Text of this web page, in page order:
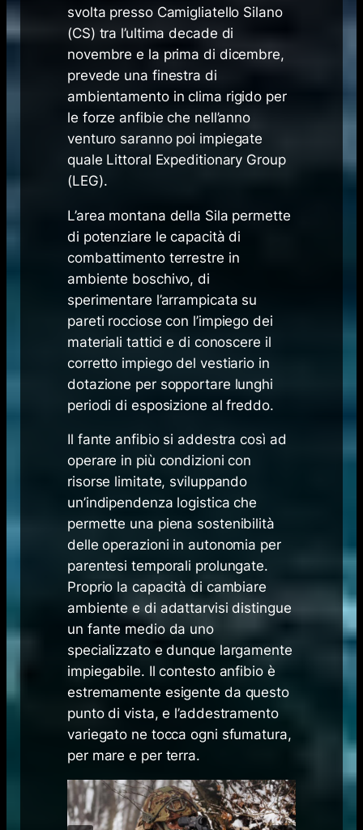
svolta presso Camigliatello Silano
(CS) tra l’ultima decade di
novembre e la prima di dicembre,
prevede una finestra di
ambientamento in clima rigido per
le forze anfibie che nell’anno
venturo saranno poi impiegate
quale Littoral Expeditionary Group
(LEG).
L’area montana della Sila permette
di potenziare le capacità di
combattimento terrestre in
ambiente boschivo, di
sperimentare l’arrampicata su
pareti rocciose con l’impiego dei
materiali tattici e di conoscere il
corretto impiego del vestiario in
dotazione per sopportare lunghi
periodi di esposizione al freddo.
Il fante anfibio si addestra così ad
operare in più condizioni con
risorse limitate, sviluppando
un’indipendenza logistica che
permette una piena sostenibilità
delle operazioni in autonomia per
parentesi temporali prolungate.
Proprio la capacità di cambiare
ambiente e di adattarvisi distingue
un fante medio da uno
specializzato e dunque largamente
impiegabile. Il contesto anfibio è
estremamente esigente da questo
punto di vista, e l’addestramento
variegato ne tocca ogni sfumatura,
per mare e per terra.​​​